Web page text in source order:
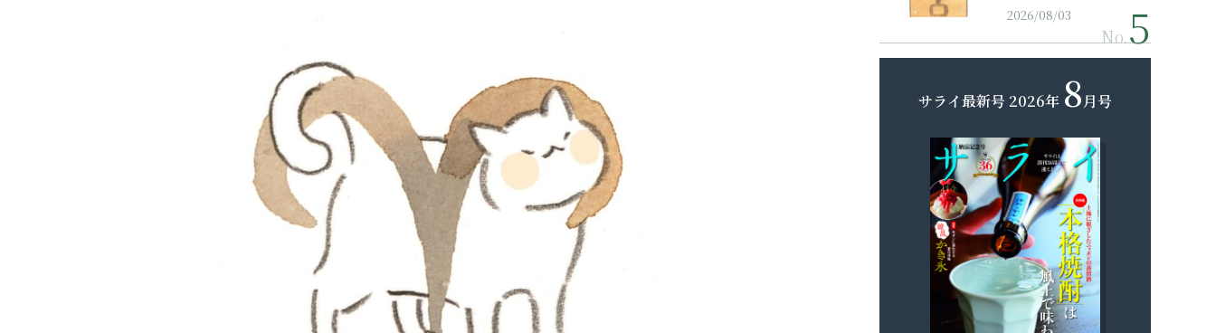
2026/08/03
No.
サライ最新号 2026年 8月号